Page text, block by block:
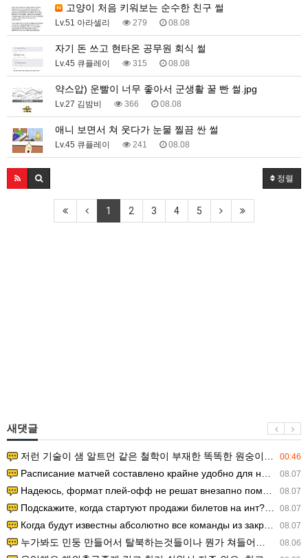
고양이 처음 키워보는 순수한 친구 썰
Lv.51 아라셀리 279 08.08
자기 돈 쓰고 현타온 공무원 회식 썰
Lv.45 큐플레이 315 08.08
약스압) 운빨이 너무 좋아서 군생활 꿀 빤 썰.jpg
Lv.27 김밤비 366 08.08
애니 보면서 쳐 웃다가 눈물 찔끔 싼 썰
Lv.45 큐플레이 241 08.08
정렬
1 2 3 4 5
새댓글
00:46
저런 기술이 샘 알트먼 같은 철학이 부재한 똑똑한 원숭이에게 있다는게 문제.
08.07
Расписание матчей составлено крайне удобно для нашего часово…
08.07
Надеюсь, формат плей-офф не решат внезапно поменять. https:/…
08.07
Подскажите, когда стартуют продажи билетов на инт? https://g…
08.07
Когда будут известны абсолютно все команды из закрытых квали…
08.06
누가봐도 민둥 만들어서 탈북하는것들이나 뭔가 쳐들어오는 낌새를 미리 알아차리기 위함이지 저걸 전쟁준비라고 하…